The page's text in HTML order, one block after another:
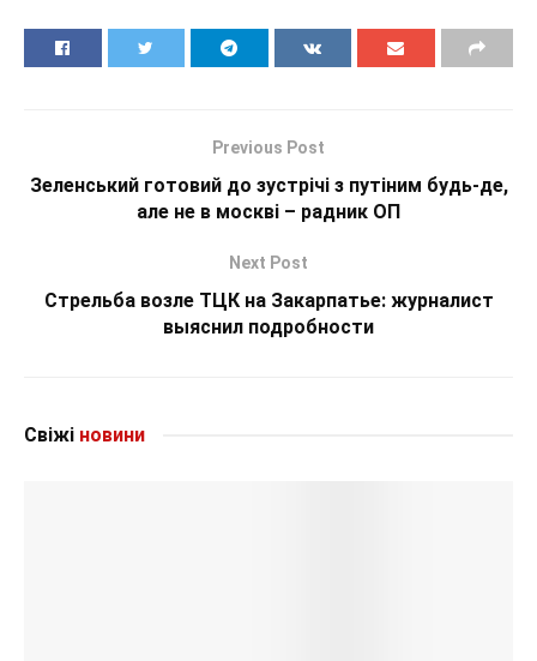
Previous Post
Зеленський готовий до зустрічі з путіним будь-де,
але не в москві – радник ОП
Next Post
Стрельба возле ТЦК на Закарпатье: журналист
выяснил подробности
Свіжі новини